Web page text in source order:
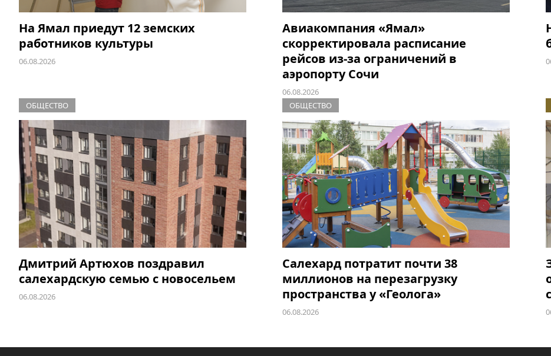
На Ямал приедут 12 земских
работников культуры
06.08.2026
Авиакомпания «Ямал»
скорректировала расписание
рейсов из-за ограничений в
аэропорту Сочи
06.08.2026
ОБЩЕСТВО
Дмитрий Артюхов поздравил
салехардскую семью с новосельем
06.08.2026
ОБЩЕСТВО
Салехард потратит почти 38
миллионов на перезагрузку
пространства у «Геолога»
06.08.2026